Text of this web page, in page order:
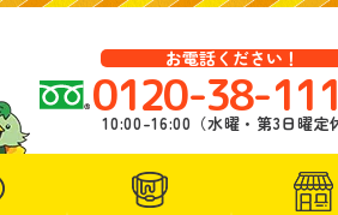
お電話ください！
0120-38-
10:00-16:00（水曜・第3日曜定